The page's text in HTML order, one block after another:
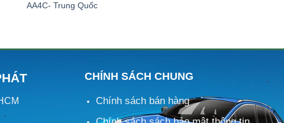
AA4C- Trung Quốc
CHÍNH SÁCH CHUNG
Chính sách bán hàng